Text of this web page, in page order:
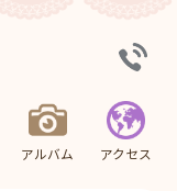
アルバム アクセス